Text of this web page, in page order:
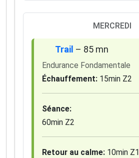
MERCREDI
Trail – 85 mn
Endurance Fondamentale
Échauffement: 15min Z2
Séance:
60min Z2
Retour au calme: 10min Z1